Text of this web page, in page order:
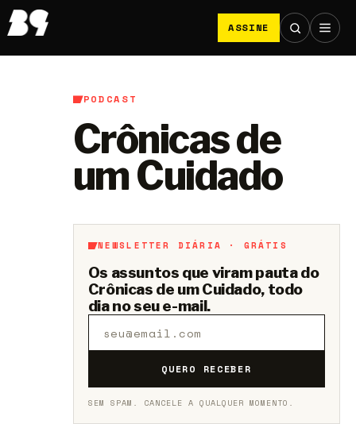
ASSINE
PODCAST
Crônicas de
um Cuidado
NEWSLETTER DIÁRIA · GRÁTIS
Os assuntos que viram pauta do
Crônicas de um Cuidado, todo
dia no seu e-mail.
QUERO RECEBER
SEM SPAM. CANCELE A QUALQUER MOMENTO.